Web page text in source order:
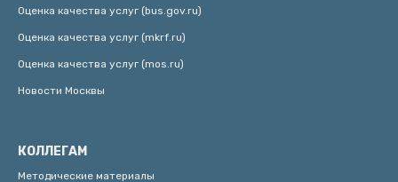
Оценка качества услуг (bus.gov.ru)
Оценка качества услуг (mkrf.ru)
Оценка качества услуг (mos.ru)
Новости Москвы
КОЛЛЕГАМ
Методические материалы